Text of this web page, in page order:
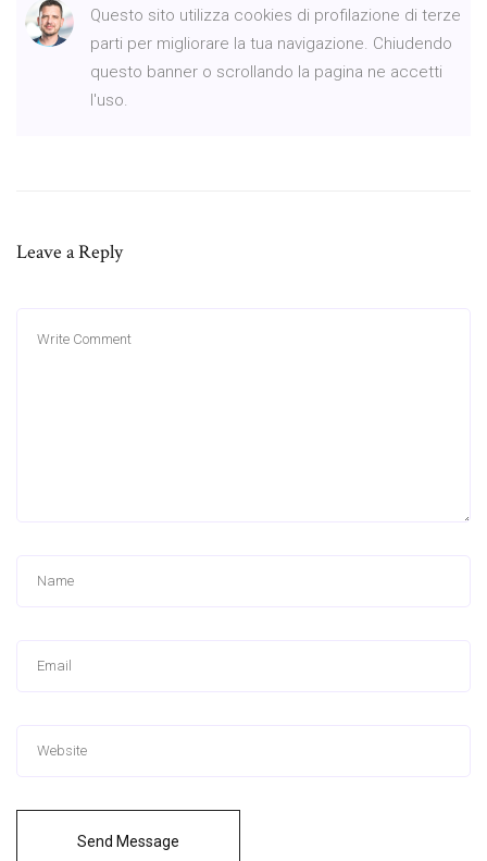
Questo sito utilizza cookies di profilazione di terze
parti per migliorare la tua navigazione. Chiudendo
questo banner o scrollando la pagina ne accetti
l'uso.
Leave a Reply
Send Message